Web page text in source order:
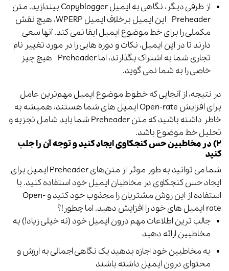
از طرفی دیگر، نگاهی به ایمیل Copyblogger بیندازید. متن
Preheader‌ این ایمیل برخلاف ایمیل WPERP، هیچ نقش
مکملی را برای خط موضوع ایمیل ایفا نمی کند. آنها سعی
دارند تا در این ایمیل، نکات و دوره هایی را در مورد تغییر نام
تجاری شما به اشتراک بگذارند، اما Preheader‌ هیچ چیز
خاصی را به شما نمی گوید.
در نتیجه، از آنجایی که خطوط موضوع ایمیل مهم‌ترین عامل
برای افزایش Open-rate ایمیل های شما هستند، همیشه به
خاطر داشته باشید که متن Preheader‌ شما باید شامل تجزیه و
تحلیل خط موضوع باشد.
۲) در مخاطبین حس کنجکاوی ایجاد کنید و توجه آن را جلب
کنید
شما می توانید به طور موثر از متن‌های Preheader‌ ایمیل برای
ایجاد حس کنجکاوی در مخاطبان ایمیل خود استفاده کنید. با
استفاده از این روش مشتریان را مجذوب خود کنید و Open-
rate ایمیل های خود را افزایش دهید. اما چطور!؟
جالب ترین اطلاعات مهم درون ایمیل خود (نه خیلی زیاد!) به
مخاطبین ارائه دهید
به مخاطبین خود اجازه بدهید یک نگاهی اجمالی به ارزش و
محتوای درون ایمیل داشته باشند